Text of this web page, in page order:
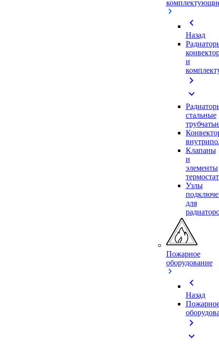
chevron_left
Назад
и
chevron_right
expand_more
стальные
Клапаны
и
элементы
Узлы
для
Пожарное
оборудование
chevron_left
Назад
chevron_right
expand_more